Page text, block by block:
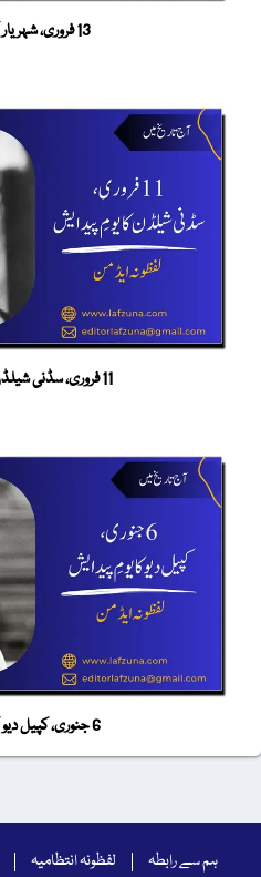
13 فروری، شہریار کا یومِ انتقال
11 فروری، سڈنی شیلڈن کا یومِ پیدایش
6 جنوری، کپیل دیو کا یومِ پیدایش
ہم سے رابطہ لفظونہ انتظامیہ